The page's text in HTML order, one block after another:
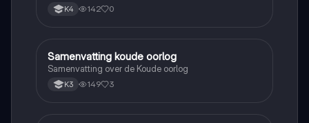
K4 142 0
Geschiedenis
Samenvatting koude oorlog
Samenvatting over de Koude oorlog
K3 149 3